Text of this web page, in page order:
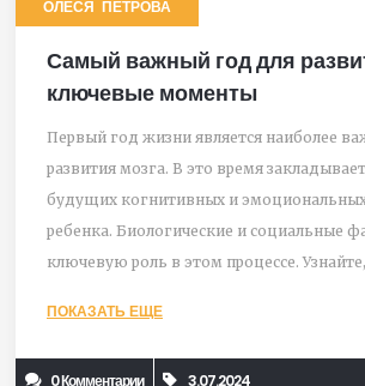
ОЛЕСЯ ПЕТРОВА
Самый важный год для
ключевые моменты
Первый год жизни является наиболее
развития мозга. В это время
будущих когнитивных и эмоциональных
ребенка. Биологические и социальные
ключевую роль в этом процессе.
важном этапе.
ПОКАЗАТЬ ЕЩЕ
0 Комментарии 3.07.2024